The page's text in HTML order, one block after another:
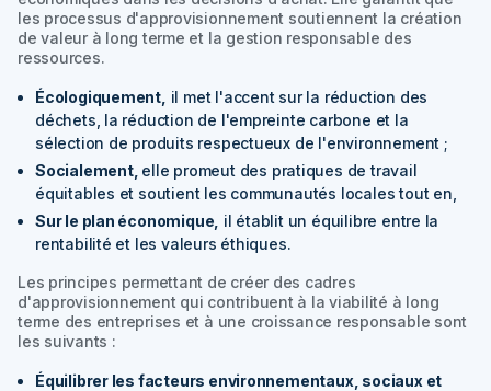
les processus d'approvisionnement soutiennent la création
de valeur à long terme et la gestion responsable des
ressources.
Écologiquement il met l'accent sur la réduction des
déchets, la réduction de l'empreinte carbone et la
sélection de produits respectueux de l'environnement ;
Socialement, elle promeut des pratiques de travail
équitables et soutient les communautés locales tout en,
Sur le plan économique, il établit un équilibre entre la
rentabilité et les valeurs éthiques.
Les principes permettant de créer des cadres
d'approvisionnement qui contribuent à la viabilité à long
terme des entreprises et à une croissance responsable sont
les suivants :
Équilibrer les facteurs environnementaux, sociaux et